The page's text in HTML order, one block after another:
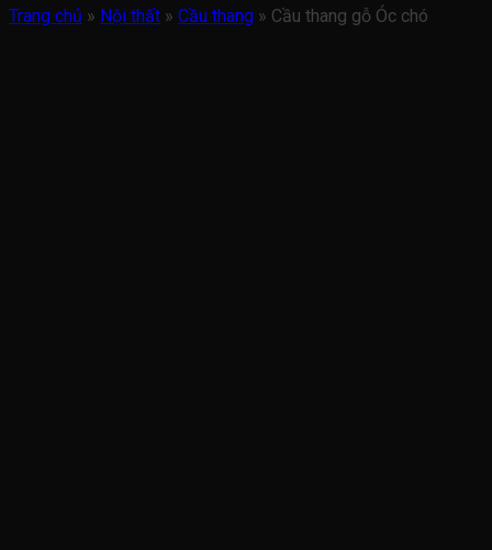
Trang chủ » Nội thất » Cầu thang » Cầu thang gỗ Óc chó